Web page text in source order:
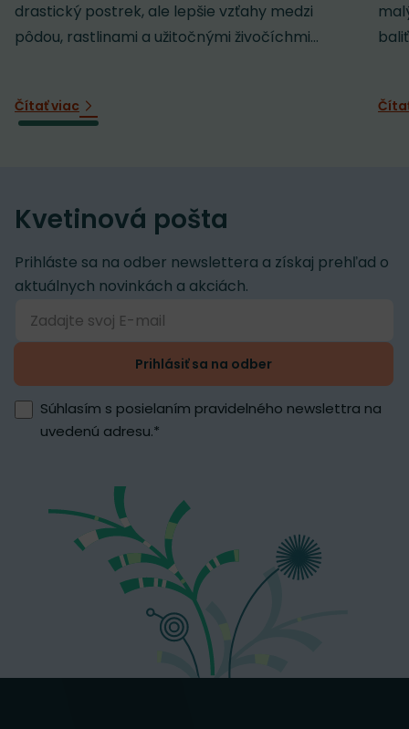
drastický postrek, ale lepšie vzťahy medzi
pôdou, rastlinami a užitočnými živočíchmi...
Čítať viac
Kvetinová pošta
Prihláste sa na odber newslettera a získaj prehľad o
aktuálnych novinkách a akciách.
Prihlásiť sa na odber
Súhlasím s posielaním pravidelného newslettra na
uvedenú adresu.*